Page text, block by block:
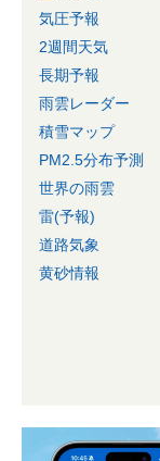
気圧予報
2週間天気
長期予報
雨雲レーダー
積雪マップ
PM2.5分布予測
世界の雨雲
雷(予報)
道路気象
黄砂情報